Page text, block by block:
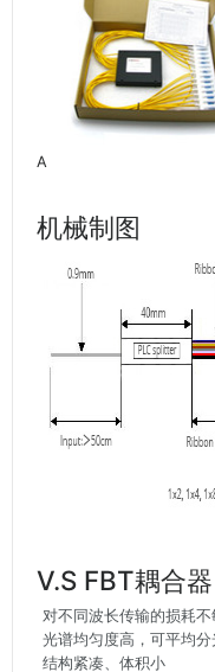
A
机械制图
V.S FBT耦合
对不同波长传输的损耗
光谱均匀度高，可平均分
结构紧凑、体积小